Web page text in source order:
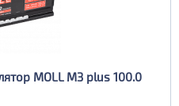
MOLL M3 plus 100.0